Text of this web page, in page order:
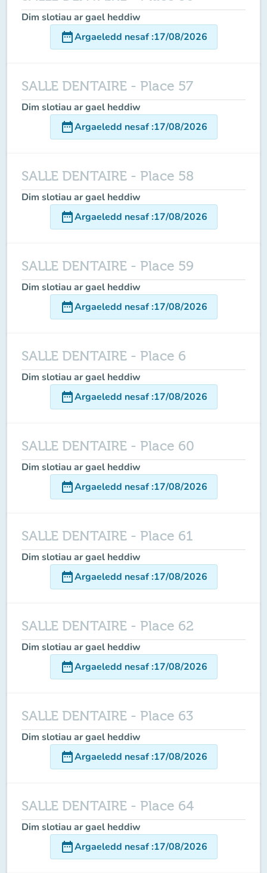
Dim slotiau ar gael heddiw
date_rangeArgaeledd nesaf:17/08/2026
SALLE DENTAIRE - Place 57
Dim slotiau ar gael heddiw
date_rangeArgaeledd nesaf:17/08/2026
SALLE DENTAIRE - Place 58
Dim slotiau ar gael heddiw
date_rangeArgaeledd nesaf:17/08/2026
SALLE DENTAIRE - Place 59
Dim slotiau ar gael heddiw
date_rangeArgaeledd nesaf:17/08/2026
SALLE DENTAIRE - Place 6
Dim slotiau ar gael heddiw
date_rangeArgaeledd nesaf:17/08/2026
SALLE DENTAIRE - Place 60
Dim slotiau ar gael heddiw
date_rangeArgaeledd nesaf:17/08/2026
SALLE DENTAIRE - Place 61
Dim slotiau ar gael heddiw
date_rangeArgaeledd nesaf:17/08/2026
SALLE DENTAIRE - Place 62
Dim slotiau ar gael heddiw
date_rangeArgaeledd nesaf:17/08/2026
SALLE DENTAIRE - Place 63
Dim slotiau ar gael heddiw
date_rangeArgaeledd nesaf:17/08/2026
SALLE DENTAIRE - Place 64
Dim slotiau ar gael heddiw
date_rangeArgaeledd nesaf:17/08/2026